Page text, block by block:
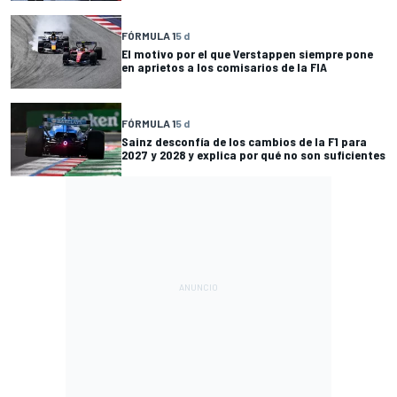
FÓRMULA 15 d
El motivo por el que Verstappen siempre pone
en aprietos a los comisarios de la FIA
FÓRMULA 15 d
Sainz desconfía de los cambios de la F1 para
2027 y 2028 y explica por qué no son suficientes